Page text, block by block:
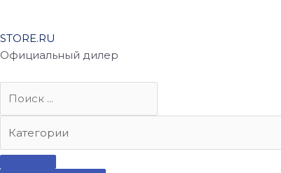
STORE.RU
Официальный дилер